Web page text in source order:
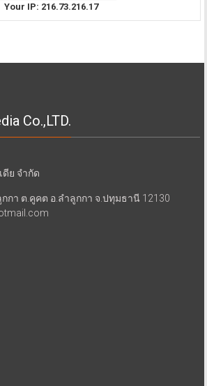
Your IP: 216.73.216.17
Co.,LTD.
ย จำกัด
กา ต.คูคต อ.ลำลูกกา จ.ปทุมธานี 12130